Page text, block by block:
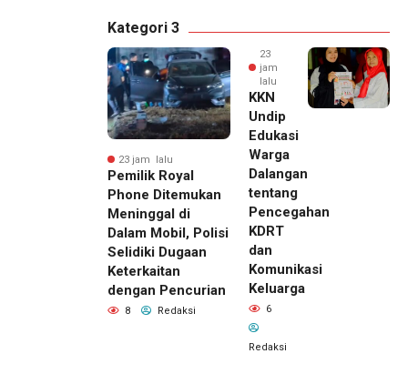
Kategori 3
23 jam lalu
Pemilik Royal
Phone Ditemukan
Meninggal di
Dalam Mobil, Polisi
Selidiki Dugaan
Keterkaitan
dengan Pencurian
8 Redaksi
23
jam
lalu
KKN
Undip
Edukasi
Warga
Dalangan
tentang
Pencegahan
KDRT
dan
Komunikasi
Keluarga
6
Redaksi